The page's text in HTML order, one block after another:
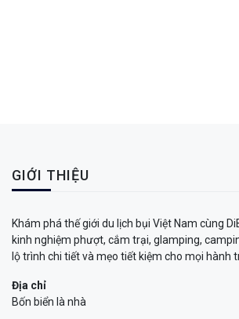
GIỚI THIỆU
Khám phá thế giới du lịch bụi Việt Nam cùng
kinh nghiệm phượt, cắm trại, glamping,
lộ trình chi tiết và mẹo tiết kiệm cho mọi hành
Địa chỉ
Bốn biển là nhà